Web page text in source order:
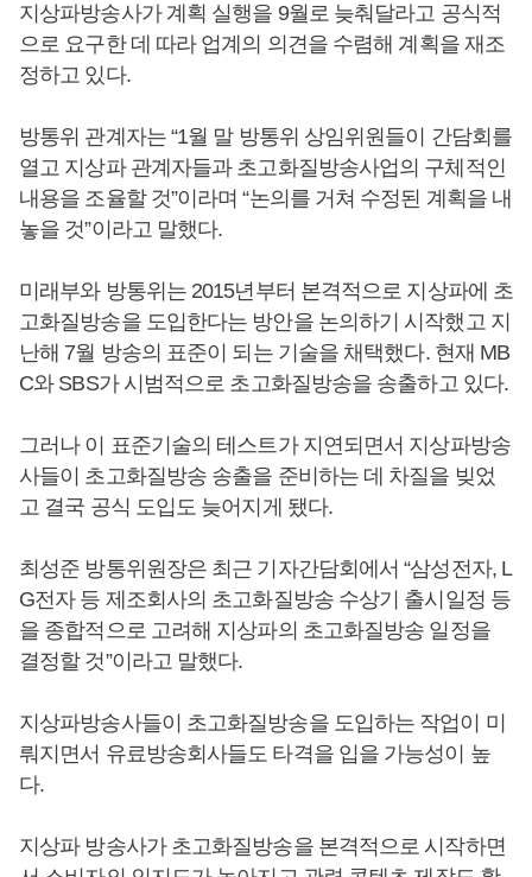
지상파방송사가 계획 실행을 9월로 늦춰달라고 공식적
으로 요구한 데 따라 업계의 의견을 수렴해 계획을 재조
정하고 있다.
방통위 관계자는 “1월 말 방통위 상임위원들이 간담회를
열고 지상파 관계자들과 초고화질방송사업의 구체적인
내용을 조율할 것”이라며 “논의를 거쳐 수정된 계획을 내
놓을 것”이라고 말했다.
미래부와 방통위는 2015년부터 본격적으로 지상파에 초
고화질방송을 도입한다는 방안을 논의하기 시작했고 지
난해 7월 방송의 표준이 되는 기술을 채택했다. 현재 MB
C와 SBS가 시범적으로 초고화질방송을 송출하고 있다.
그러나 이 표준기술의 테스트가 지연되면서 지상파방송
사들이 초고화질방송 송출을 준비하는 데 차질을 빚었
고 결국 공식 도입도 늦어지게 됐다.
최성준 방통위원장은 최근 기자간담회에서 “삼성전자, L
G전자 등 제조회사의 초고화질방송 수상기 출시일정 등
을 종합적으로 고려해 지상파의 초고화질방송 일정을
결정할 것”이라고 말했다.
지상파방송사들이 초고화질방송을 도입하는 작업이 미
뤄지면서 유료방송회사들도 타격을 입을 가능성이 높
다.
지상파 방송사가 초고화질방송을 본격적으로 시작하면